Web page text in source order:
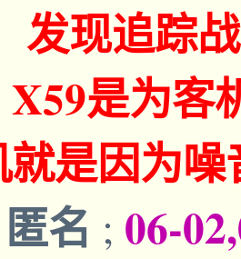
发现追踪
是为客
是因为
匿名 ; 06-